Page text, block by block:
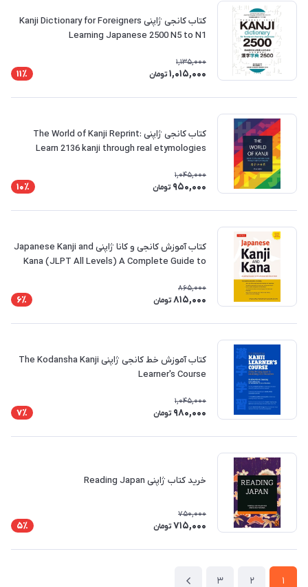
کتاب کانجی ژاپنی Kanji Dictionary for Foreigners
Learning Japanese 2500 N5 to N1
1,135,000
1,015,000 تومان 11٪
کتاب کانجی ژاپنی The World of Kanji Reprint:
Learn 2136 kanji through real etymologies
1,045,000
950,000 تومان 10٪
کتاب آموزش کانجی و کانا ژاپنی Japanese Kanji and
Kana (JLPT All Levels) A Complete Guide to
865,000
815,000 تومان 6٪
کتاب آموزش خط کانجی ژاپنی The Kodansha Kanji
Learner's Course
1,045,000
980,000 تومان 7٪
خرید کتاب ژاپنی Reading Japan
750,000
715,000 تومان 5٪
1
2
3